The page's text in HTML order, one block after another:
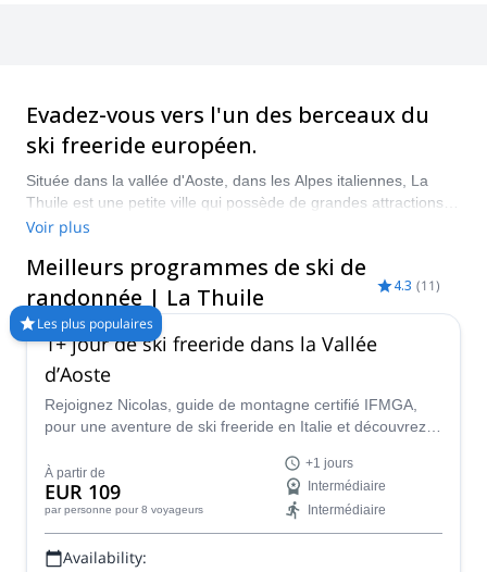
Evadez-vous vers l'un des berceaux du
ski freeride européen.
Située dans la vallée d'Aoste, dans les Alpes italiennes, La
Thuile est une petite ville qui possède de grandes attractions,
notamment la station de ski qui vous permet de profiter des
Voir plus
Meilleurs programmes de ski de
randonnée | La Thuile
Les plus populaires
4.3 (11)
1+ jour de ski freeride dans la Vallée
d’Aoste
Rejoignez Nicolas, guide de montagne certifié IFMGA,
pour une aventure de ski freeride en Italie et découvrez
À partir de
EUR 109
par personne pour 8 voyageurs
+1 jours
Intermédiaire
Intermédiaire
Availability: